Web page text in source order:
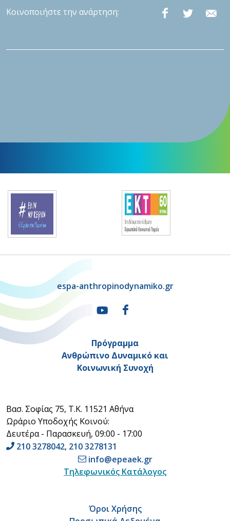
Κοινοποιήστε την ανάρτηση:
espa-anthropinodynamiko.gr
Βασ. Σοφίας 75, Τ.Κ. 11521 Αθήνα
Ωράριο Υποδοχής Κοινού:
Δευτέρα - Παρασκευή, 09:00 - 17:00
210 3278042, 210 3278131
info@epeaek.gr
Τηλεφωνικός Κατάλογος
Πρόγραμμα
Ανθρώπινο Δυναμικό και
Κοινωνική Συνοχή
Όροι Χρήσης